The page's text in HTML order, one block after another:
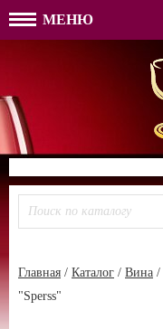
МЕНЮ
Главная / Каталог / Вина /
"Sperss"